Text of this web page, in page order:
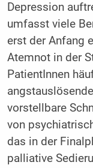
Depression
umfasst viele
erst der Anfang
Atemnot in der
PatientInnen
vorstellbare
von
das in der
palliative